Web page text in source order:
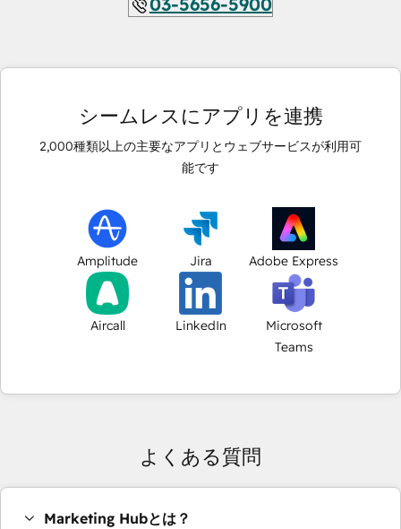
シームレスにアプリを連携
2,000種類以上の主要なアプリとウェブサービスが利用可
能です
Amplitude Jira Adobe Express
Aircall LinkedIn
Microsoft
Teams
よくある質問
Marketing Hubとは？